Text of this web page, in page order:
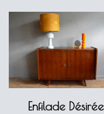
Enfilade Désirée